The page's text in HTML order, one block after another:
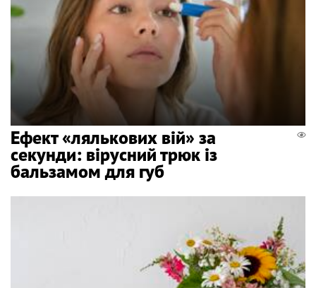
Ефект «лялькових вій» за
секунди: вірусний трюк із
бальзамом для губ